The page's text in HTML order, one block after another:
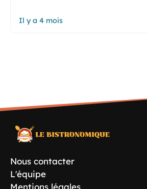
Il y a 4 mois
Nous contacter
L'équipe
Mentions légales